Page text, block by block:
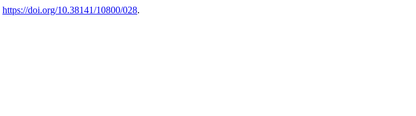
https://doi.org/10.38141/10800/028.